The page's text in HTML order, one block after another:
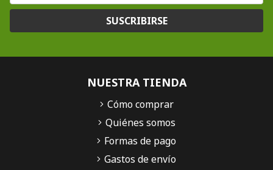
SUSCRIBIRSE
NUESTRA TIENDA
Cómo comprar
Quiénes somos
Formas de pago
Gastos de envío